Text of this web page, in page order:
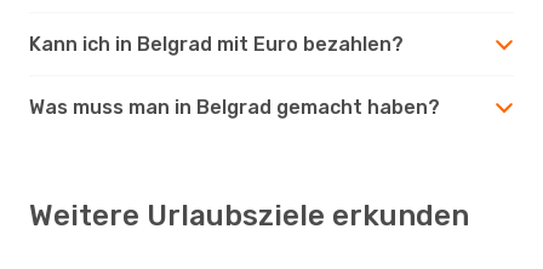
Kann ich in Belgrad mit Euro bezahlen?
Was muss man in Belgrad gemacht haben?
Weitere Urlaubsziele erkunden